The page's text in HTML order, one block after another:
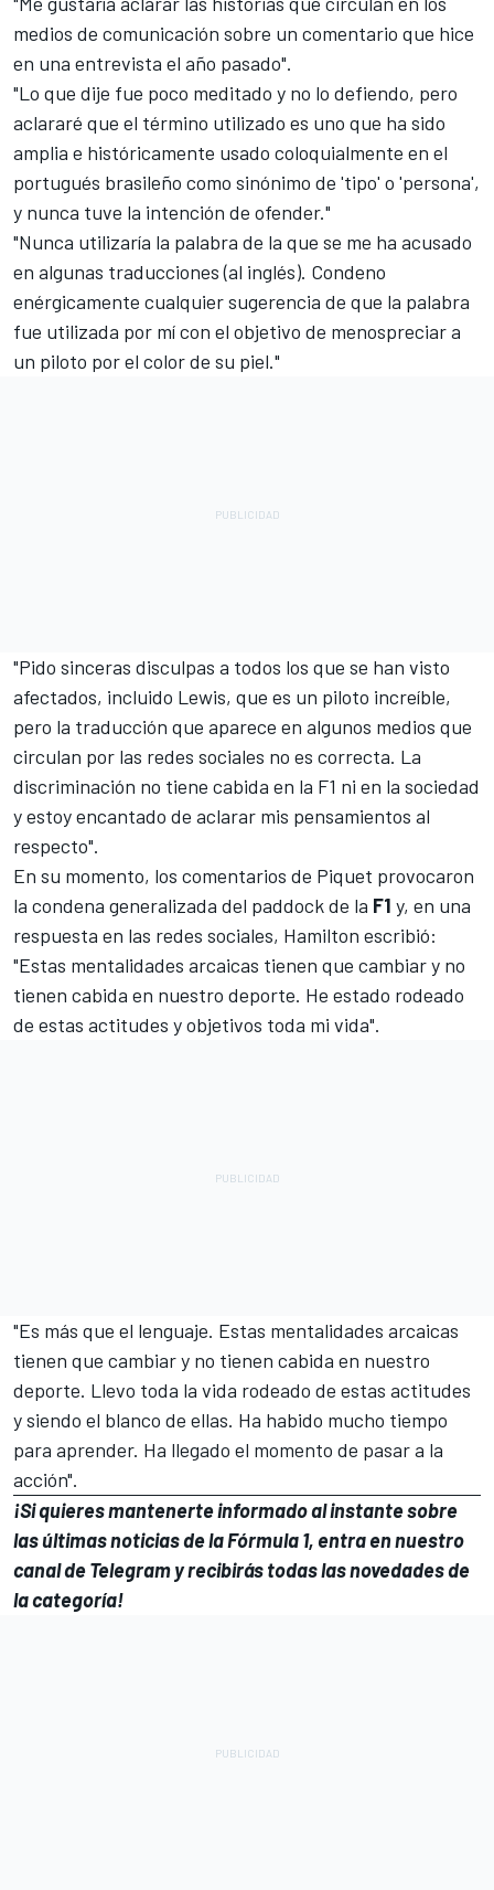
medios de comunicación sobre un comentario que hice
en una entrevista el año pasado".
"Lo que dije fue poco meditado y no lo defiendo, pero
aclararé que el término utilizado es uno que ha sido
amplia e históricamente usado coloquialmente en el
portugués brasileño como sinónimo de 'tipo' o 'persona',
y nunca tuve la intención de ofender."
"Nunca utilizaría la palabra de la que se me ha acusado
en algunas traducciones (al inglés). Condeno
enérgicamente cualquier sugerencia de que la palabra
fue utilizada por mí con el objetivo de menospreciar a
un piloto por el color de su piel."
"Pido sinceras disculpas a todos los que se han visto
afectados, incluido Lewis, que es un piloto increíble,
pero la traducción que aparece en algunos medios que
circulan por las redes sociales no es correcta. La
discriminación no tiene cabida en la F1 ni en la sociedad
y estoy encantado de aclarar mis pensamientos al
respecto".
En su momento, los comentarios de Piquet provocaron
la condena generalizada del paddock de la F1 y, en una
respuesta en las redes sociales, Hamilton escribió:
"Estas mentalidades arcaicas tienen que cambiar y no
tienen cabida en nuestro deporte. He estado rodeado
de estas actitudes y objetivos toda mi vida".
"Es más que el lenguaje. Estas mentalidades arcaicas
tienen que cambiar y no tienen cabida en nuestro
deporte. Llevo toda la vida rodeado de estas actitudes
y siendo el blanco de ellas. Ha habido mucho tiempo
para aprender. Ha llegado el momento de pasar a la
acción".
¡Si quieres mantenerte informado al instante sobre
las últimas noticias de la Fórmula 1, entra ennuestro
canal de Telegramy recibirás todas las novedades de
la categoría!